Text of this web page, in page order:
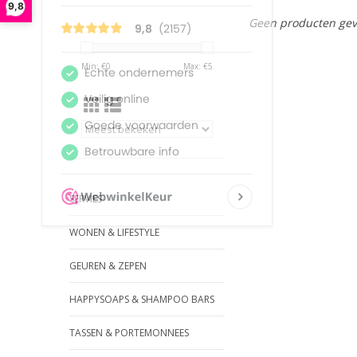
9,8
Min: €0 Max: €5
SERVIES
WONEN & LIFESTYLE
GEUREN & ZEPEN
HAPPYSOAPS & SHAMPOO BARS
TASSEN & PORTEMONNEES
Geen producten